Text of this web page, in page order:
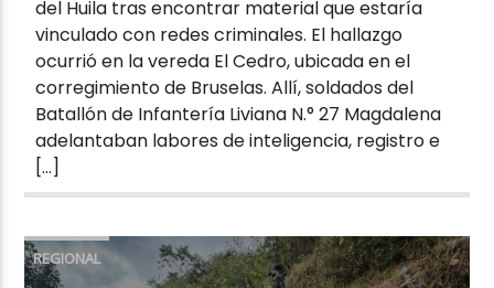
del Huila tras encontrar material que estaría
vinculado con redes criminales. El hallazgo
ocurrió en la vereda El Cedro, ubicada en el
corregimiento de Bruselas. Allí, soldados del
Batallón de Infantería Liviana N.° 27 Magdalena
adelantaban labores de inteligencia, registro e
[…]
REGIONAL